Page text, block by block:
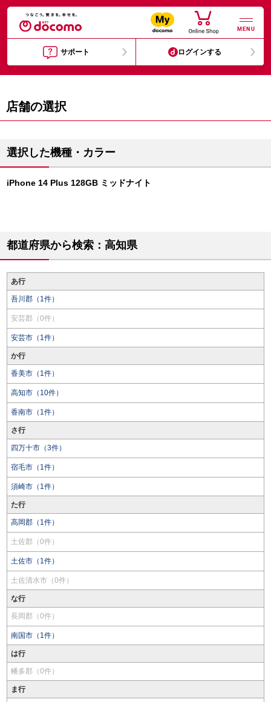
MENU
サポート ログインする
店舗の選択
選択した機種・カラー
iPhone 14 Plus 128GB ミッドナイト
都道府県から検索：高知県
あ行
吾川郡（1件）
安芸郡（0件）
安芸市（1件）
か行
香美市（1件）
高知市（10件）
香南市（1件）
さ行
四万十市（3件）
宿毛市（1件）
須崎市（1件）
た行
高岡郡（1件）
土佐郡（0件）
土佐市（1件）
土佐清水市（0件）
な行
長岡郡（0件）
南国市（1件）
は行
幡多郡（0件）
ま行